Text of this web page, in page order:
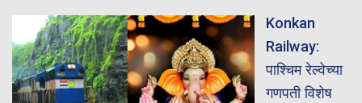
Konkan
Railway:
पाश्चिम रेल्वेच्या
गणपती विशेष